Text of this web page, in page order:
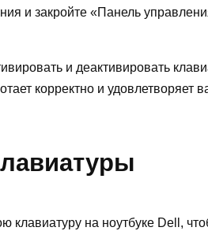
и закройте «Панель
и деактивировать
корректно и удовлетворяет
клавиатуру на ноутбуке Dell,